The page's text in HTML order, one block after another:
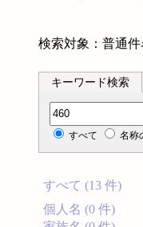
検索対象：普通件
キーワード検索
分類記号検索
すべて 名称
すべて (13 件)
個人名 (0 件)